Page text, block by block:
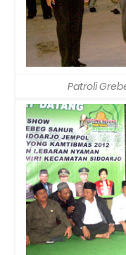
Patroli